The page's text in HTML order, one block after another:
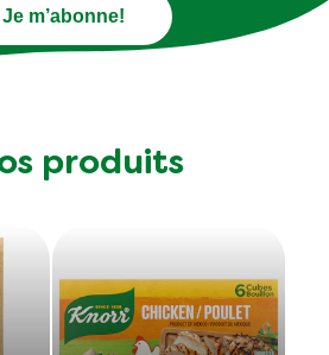
Je m’abonne!
produits